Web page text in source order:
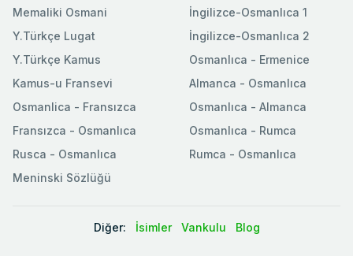
Memaliki Osmani
Y.Türkçe Lugat
Y.Türkçe Kamus
İngilizce-Osmanlıca 1
İngilizce-Osmanlıca 2
Osmanlıca - Ermenice
Kamus-u Fransevi
Osmanlica - Fransızca
Fransızca - Osmanlıca
Rusca - Osmanlıca
Meninski Sözlüğü
Almanca - Osmanlıca
Osmanlıca - Almanca
Osmanlıca - Rumca
Rumca - Osmanlıca
Diğer: İsimler Vankulu Blog